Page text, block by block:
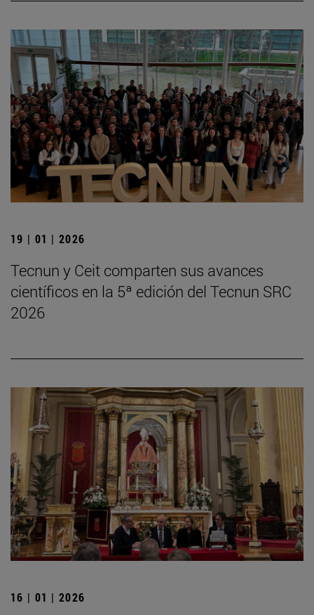
19 | 01 | 2026
Tecnun y Ceit comparten sus avances
científicos en la 5ª edición del Tecnun SRC
2026
16 | 01 | 2026